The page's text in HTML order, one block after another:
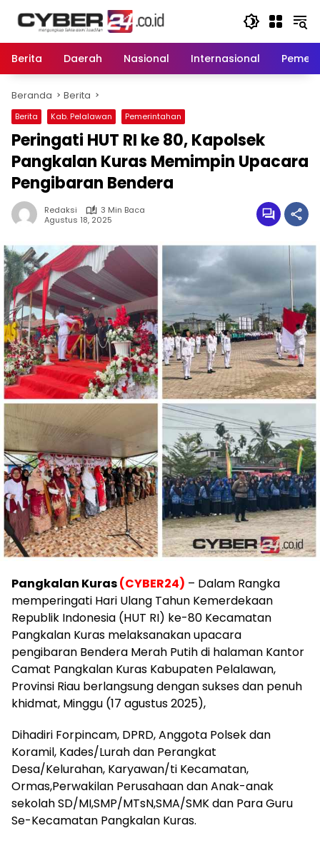
Berita
Daerah Nasional Internasional
Beranda Berita
Berita Kab. Pelalawan Pemerintahan
Peringati HUT RI ke 80, Kapolsek
Pangkalan Kuras Memimpin Upacara
Pengibaran Bendera
Redaksi
3 Min Baca
Agustus 18, 2025
Pangkalan Kuras(CYBER24) – Dalam Rangka
memperingati Hari Ulang Tahun Kemerdekaan
Republik Indonesia (HUT RI) ke-80 Kecamatan
Pangkalan Kuras melaksanakan upacara
pengibaran Bendera Merah Putih di halaman Kantor
Camat Pangkalan Kuras Kabupaten Pelalawan,
Provinsi Riau berlangsung dengan sukses dan penuh
khidmat, Minggu (17 agustus 2025),
Dihadiri Forpincam, DPRD, Anggota Polsek dan
Koramil, Kades/Lurah dan Perangkat
Desa/Kelurahan, Karyawan/ti Kecamatan,
Ormas,Perwakilan Perusahaan dan Anak-anak
sekolah SD/MI,SMP/MTsN,SMA/SMK dan Para Guru
Se-Kecamatan Pangkalan Kuras.